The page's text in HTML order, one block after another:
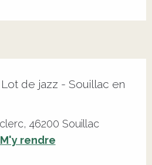
de jazz - Souillac en
46200 Souillac
M'y rendre